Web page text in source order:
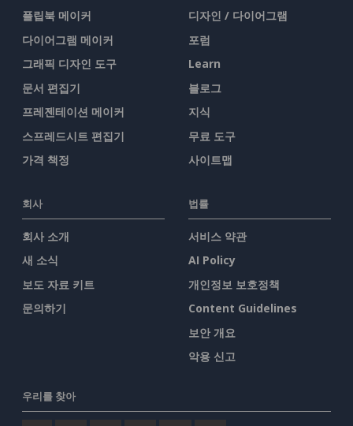
플립북 메이커
다이어그램 메이커
그래픽 디자인 도구
문서 편집기
프레젠테이션 메이커
스프레드시트 편집기
가격 책정
디자인 / 다이어그램
포럼
Learn
블로그
지식
무료 도구
사이트맵
회사
회사 소개
새 소식
보도 자료 키트
문의하기
법률
서비스 약관
AI Policy
개인정보 보호정책
Content Guidelines
보안 개요
악용 신고
우리를 찾아